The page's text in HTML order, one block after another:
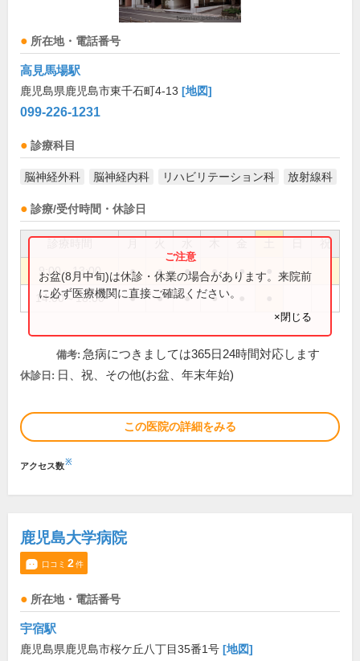
所在地・電話番号
高見馬場駅
鹿児島県鹿児島市東千石町4-13 [地図]
099-226-1231
診療科目
脳神経外科 脳神経内科 リハビリテーション科 放射線科
診療/受付時間・休診日
祝
9:00～13:00 ● ● ● ● ●
14:00～18:00 ● ● ● ●
お盆(8月中旬)は休診・休業の場合があります。来院前
に必ず医療機関に直接ご確認ください。
×閉じる
備考: 急病につきましては365日24時間対応します
休診日: 日、祝、その他(お盆、年末年始)
この医院の詳細をみる
アクセス数※
鹿児島大学病院
口コミ 2件
所在地・電話番号
宇宿駅
鹿児島県鹿児島市桜ケ丘八丁目35番1号 [地図]